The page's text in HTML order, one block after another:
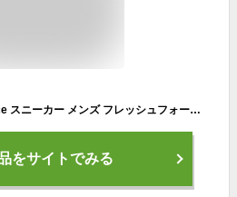
ニューバランス New Balance スニーカー メンズ フレッシュフォーム リカバリー RCVRY Fresh Foam RCVRY V4 トレーニング フットケア 洗濯機で丸洗い 洗える スリッポン （ネイビー）
をサイトでみる